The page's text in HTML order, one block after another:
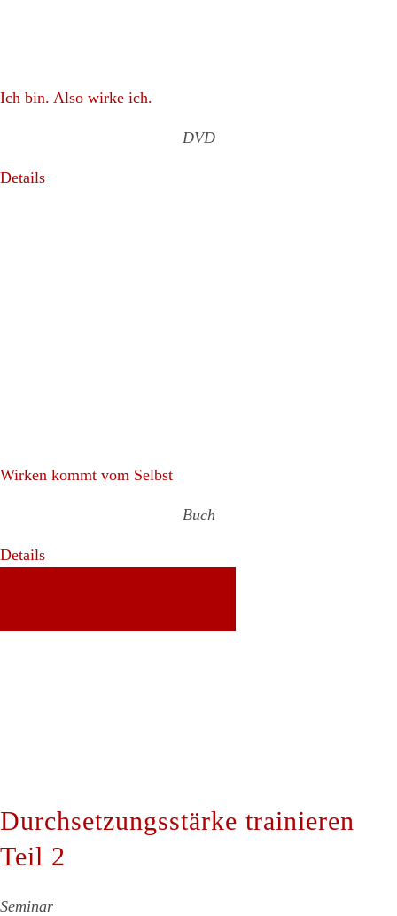
Ich bin. Also wirke ich.
DVD
Details
Wirken kommt vom Selbst
Buch
Details
Durchsetzungsstärke trainieren
Teil 2
Seminar